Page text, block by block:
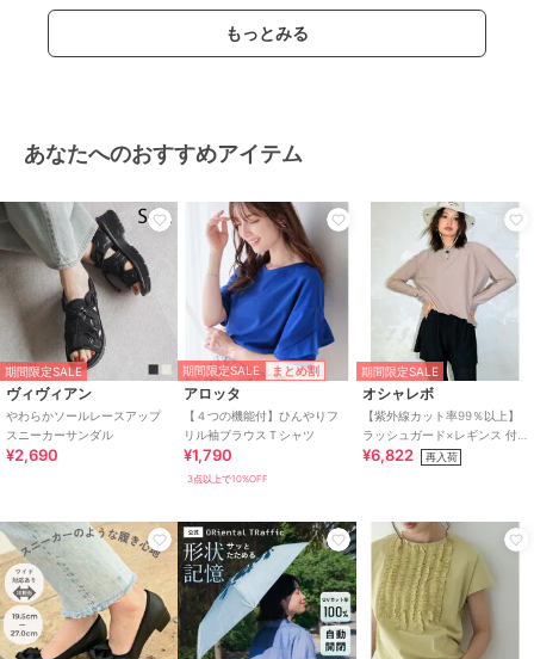
もっとみる
あなたへのおすすめアイテム
期間限定SALE
ヴィヴィアン
やわらかソールレースアップ
スニーカーサンダル
¥2,690
期間限定SALE まとめ割
アロッタ
【４つの機能付】ひんやりフ
リル袖ブラウスＴシャツ
¥1,790
3点以上で10%OFF
期間限定SALE
オシャレボ
【紫外線カット率99％以上】
ラッシュガード×レギンス 付
き タンキニ
¥6,822 再入荷